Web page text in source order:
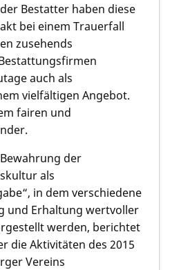
Bestatter haben diese
bei einem Trauerfall
zusehends
auch als
vielfältigen Angebot.
fairen und
der
als
in dem verschiedene
und Erhaltung wertvoller
werden, berichtet
die Aktivitäten des 2015
Vereins